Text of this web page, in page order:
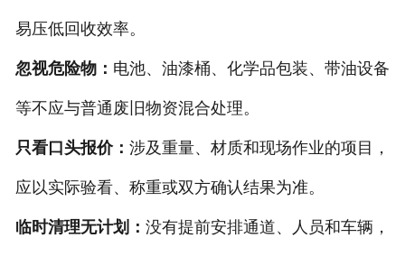
易压低回收效率。
忽视危险物： 电池、油漆桶、化学品包装、带油设备
等不应与普通废旧物资混合处理。
只看口头报价： 涉及重量、材质和现场作业的项目，
应以实际验看、称重或双方确认结果为准。
临时清理无计划： 没有提前安排通道、人员和车辆，